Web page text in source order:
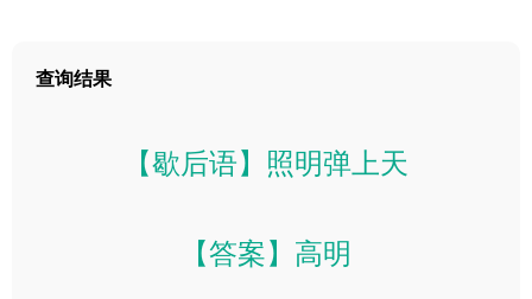
查询结果
【歇后语】照明弹上天
【答案】高明